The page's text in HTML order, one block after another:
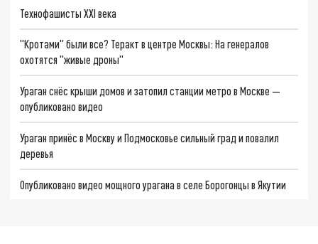
Технофашисты XXI века
"Кротами" были все? Теракт в центре Москвы: На генералов
охотятся "живые дроны"
Ураган снёс крыши домов и затопил станции метро в Москве —
опубликовано видео
Ураган принёс в Москву и Подмосковье сильный град и повалил
деревья
Опубликовано видео мощного урагана в селе Борогонцы в Якутии